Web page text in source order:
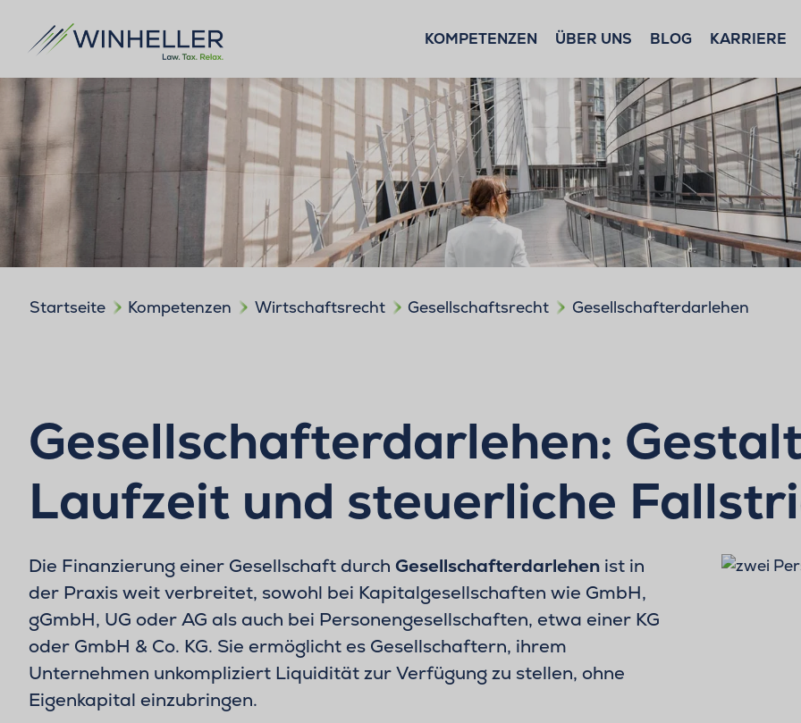
KOMPETENZEN ÜBER UNS BLOG KARRIERE
Startseite Kompetenzen Wirtschaftsrecht Gesellschaftsrecht Gesellschafterdarlehen
Gesellschafterdarlehen:
Laufzeit und steuerliche
Die Finanzierung einer Gesellschaft durch Gesellschafterdarlehen ist in
der Praxis weit verbreitet, sowohl bei Kapitalgesellschaften wie GmbH,
gGmbH, UG oder AG als auch bei Personengesellschaften, etwa einer KG
oder GmbH & Co. KG. Sie ermöglicht es Gesellschaftern, ihrem
Unternehmen unkompliziert Liquidität zur Verfügung zu stellen, ohne
Eigenkapital einzubringen.